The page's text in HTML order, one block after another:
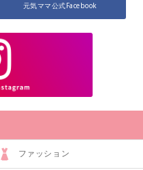
元気ママ公式Facebook
ファッション